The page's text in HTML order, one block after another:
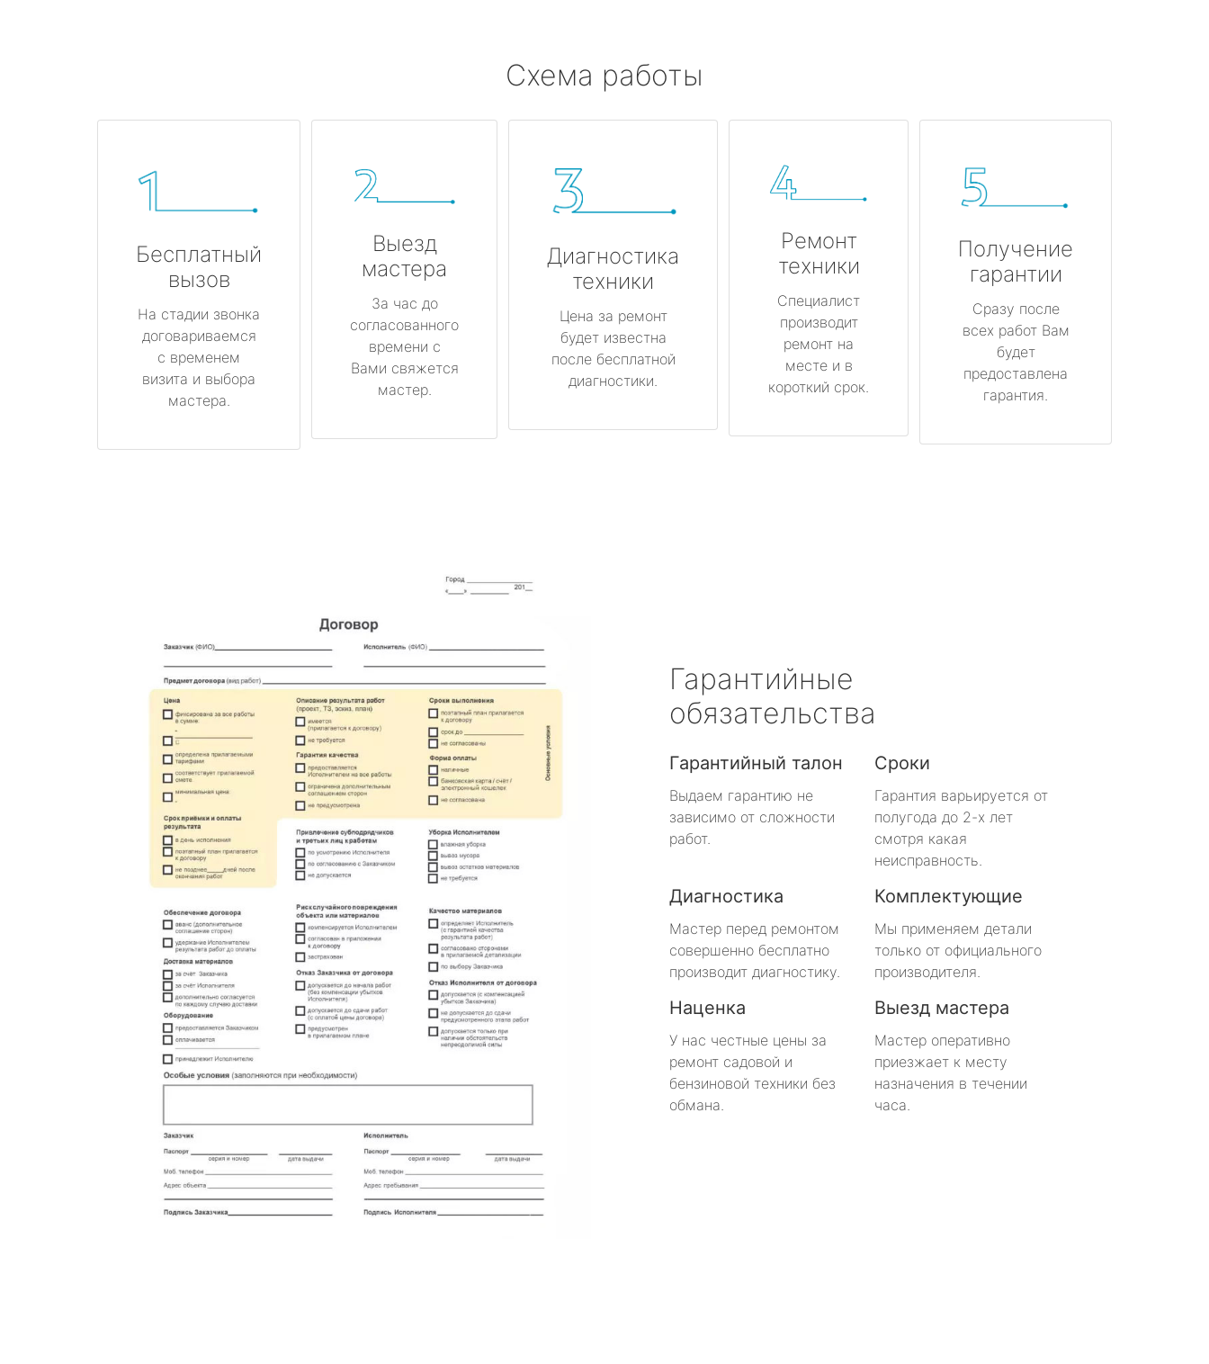
Схема работы
Бесплатный
вызов
На стадии звонка
договариваемся
с временем
визита и выбора
мастера.
Выезд
мастера
За час до
согласованного
времени с
Вами свяжется
мастер.
Диагностика
техники
Цена за ремонт
будет известна
после бесплатной
диагностики.
Ремонт
техники
Специалист
производит
ремонт на
месте и в
короткий срок.
Получение
гарантии
Сразу после
всех работ Вам
будет
предоставлена
гарантия.
Гарантийные
обязательства
Гарантийный талон
Выдаем гарантию не
зависимо от сложности
работ.
Сроки
Гарантия варьируется от
полугода до 2-х лет
смотря какая
неисправность.
Диагностика
Мастер перед ремонтом
совершенно бесплатно
производит диагностику.
Комплектующие
Мы применяем детали
только от официального
производителя.
Наценка
У нас честные цены за
ремонт садовой и
бензиновой техники без
обмана.
Выезд мастера
Мастер оперативно
приезжает к месту
назначения в течении
часа.